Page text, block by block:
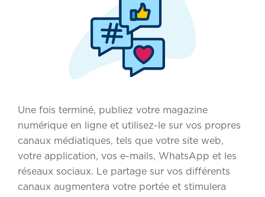
Une fois terminé, publiez votre magazine
numérique en ligne et utilisez-le sur vos propres
canaux médiatiques, tels que votre site web,
votre application, vos e-mails, WhatsApp et les
réseaux sociaux. Le partage sur vos différents
canaux augmentera votre portée et stimulera